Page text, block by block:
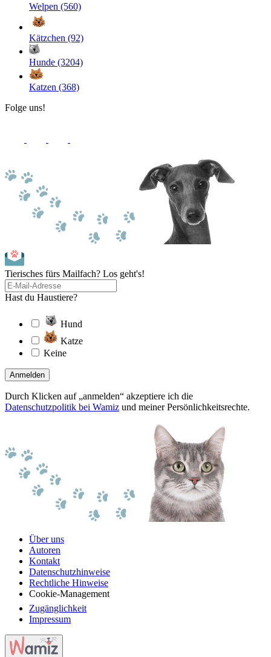
Welpen (560)
Kätzchen (92)
Hunde (3204)
Katzen (368)
Folge uns!
Tierisches fürs Mailfach? Los geht's!
Hast du Haustiere?
Hund
Katze
Keine
Anmelden
Durch Klicken auf „anmelden“ akzeptiere ich die
Datenschutzpolitik bei Wamiz und meiner Persönlichkeitsrechte.
Über uns
Autoren
Kontakt
Datenschutzhinweise
Rechtliche Hinweise
Cookie-Management
Zugänglichkeit
Impressum